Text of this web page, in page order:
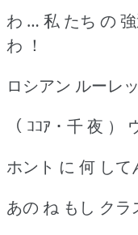
わ … 私 たち の
わ ！
ロシアン ルーレ
（ ｺｺｱ ･ 千 夜
ホント に 何 して
あの ね もし ク